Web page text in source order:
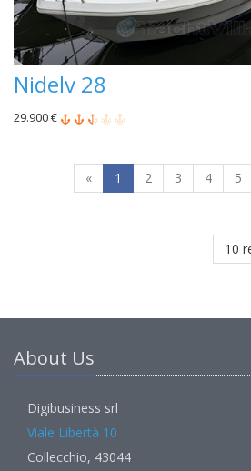
Nidelv 28
29.900 €
« 1 2 3 4 5
10
About Us
Digibusiness srl
Viale Libertà 10
Collecchio, 43044